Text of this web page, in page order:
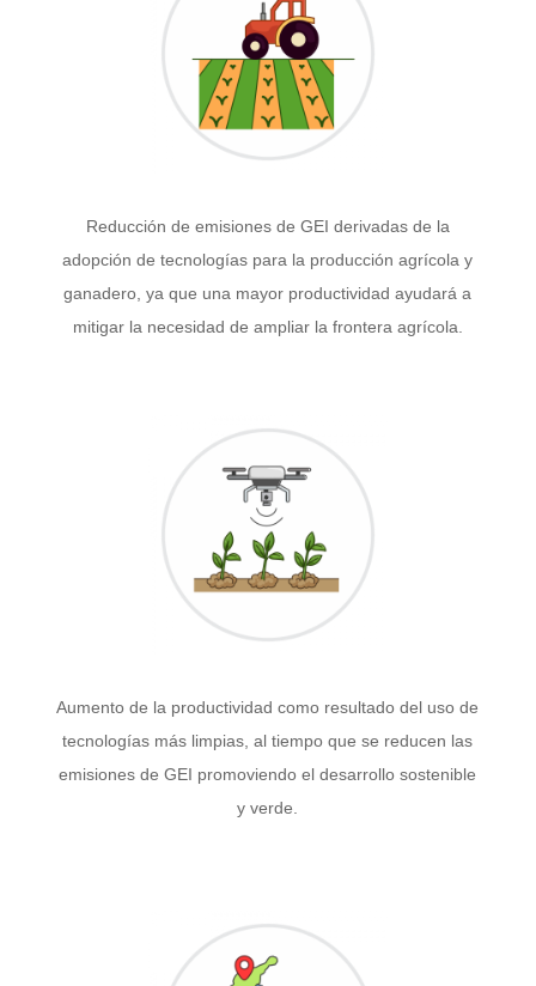
Reducción de emisiones de GEI derivadas de la
adopción de tecnologías para la producción agrícola y
ganadero, ya que una mayor productividad ayudará a
mitigar la necesidad de ampliar la frontera agrícola.
Aumento de la productividad como resultado del uso de
tecnologías más limpias, al tiempo que se reducen las
emisiones de GEI promoviendo el desarrollo sostenible
y verde.